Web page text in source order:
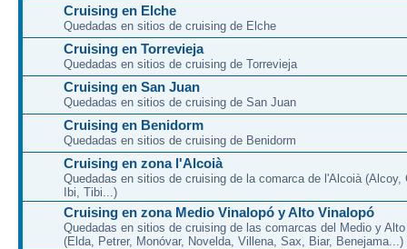
Cruising en Elche
Quedadas en sitios de cruising de Elche
Cruising en Torrevieja
Quedadas en sitios de cruising de Torrevieja
Cruising en San Juan
Quedadas en sitios de cruising de San Juan
Cruising en Benidorm
Quedadas en sitios de cruising de Benidorm
Cruising en zona l'Alcoià
Quedadas en sitios de cruising de la comarca de l'Alcoià (Alcoy,
Ibi, Tibi...)
Cruising en zona Medio Vinalopó y Alto Vinalopó
Quedadas en sitios de cruising de las comarcas del Medio y
(Elda, Petrer, Monóvar, Novelda, Villena, Sax, Biar, Benejama...)